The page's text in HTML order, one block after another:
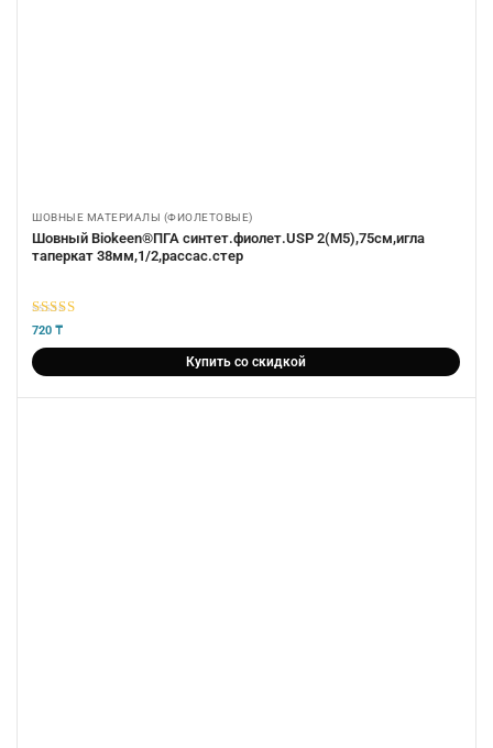
ШОВНЫЕ МАТЕРИАЛЫ (ФИОЛЕТОВЫЕ)
Шовный Biokeen®ПГА синтет.фиолет.USP 2(М5),75см,игла
таперкат 38мм,1/2,рассас.стер
5из 5
720 ₸
Купить со скидкой